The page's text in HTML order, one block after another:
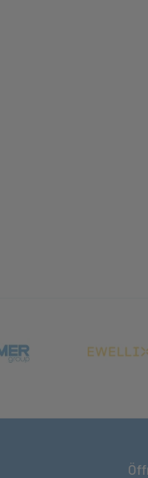
(öffnet in neuem